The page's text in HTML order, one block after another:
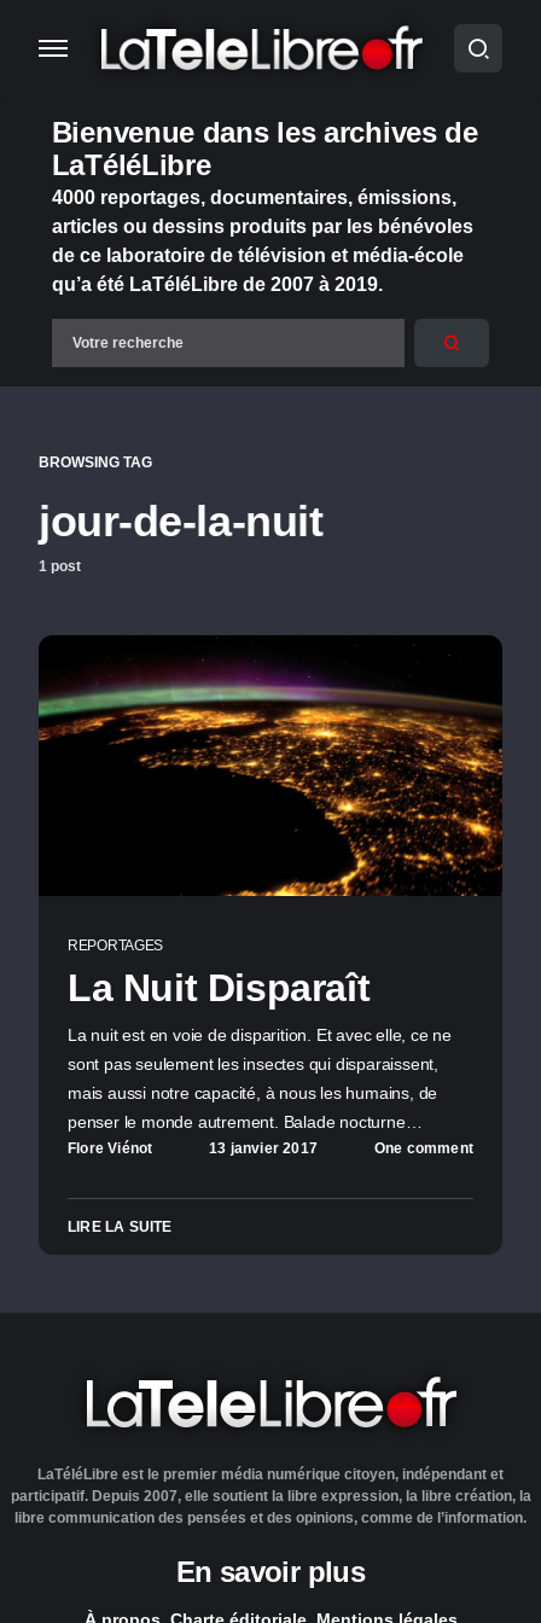
Bienvenue dans les archives de
LaTéléLibre
4000 reportages, documentaires, émissions,
articles ou dessins produits par les bénévoles
de ce laboratoire de télévision et média-école
qu’a été LaTéléLibre de 2007 à 2019.
BROWSING TAG
jour-de-la-nuit
1 post
REPORTAGES
La Nuit Disparaît
La nuit est en voie de disparition. Et avec elle, ce ne
sont pas seulement les insectes qui disparaissent,
mais aussi notre capacité, à nous les humains, de
penser le monde autrement. Balade nocturne…
Flore Viénot 13 janvier 2017 One comment
LIRE LA SUITE
LaTéléLibre est le premier média numérique citoyen, indépendant et
participatif. Depuis 2007, elle soutient la libre expression, la libre création, la
libre communication des pensées et des opinions, comme de l’information.
En savoir plus